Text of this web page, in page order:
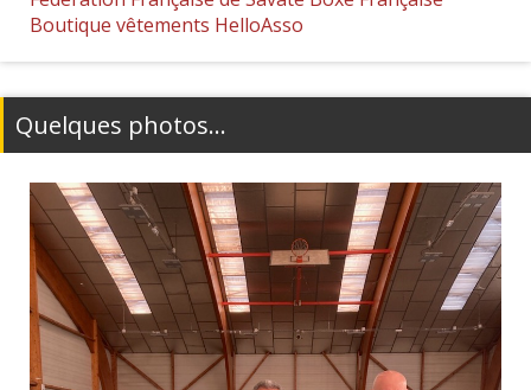
Boutique vêtements HelloAsso
Quelques photos...